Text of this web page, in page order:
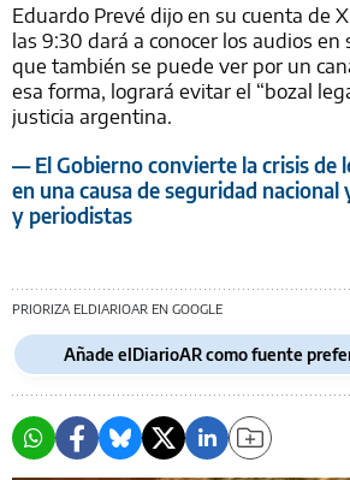
Eduardo Prevé dijo en su cuenta de
las 9:30 dará a conocer los audios en
que también se puede ver por un
esa forma, logrará evitar el “bozal
justicia argentina.
— El Gobierno convierte la crisis de
en una causa de seguridad nacional
y periodistas
PRIORIZA ELDIARIOAR EN GOOGLE
Añade elDiarioAR como fuente